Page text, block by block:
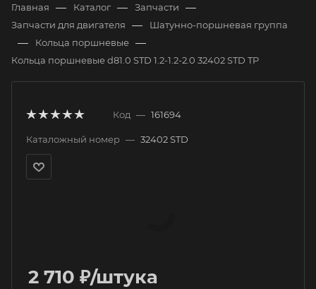
Главная — Каталог — Запчасти —
Запчасти для двигателя — Шатунно-поршневая группа
— Кольца поршневые —
Кольца поршневые d81.0 STD 1.2-1.2-2.0 32402 STD TP
Код — 161694
Каталожный номер — 32402 STD
2 710 ₽/штука